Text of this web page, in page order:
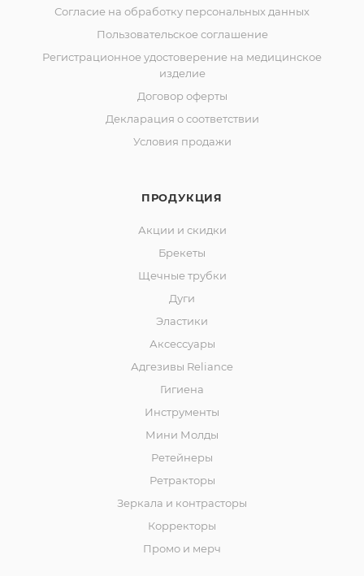
Согласие на обработку персональных данных
Пользовательское соглашение
Регистрационное удостоверение на медицинское
изделие
Договор оферты
Декларация о соответствии
Условия продажи
ПРОДУКЦИЯ
Акции и скидки
Брекеты
Щечные трубки
Дуги
Эластики
Аксессуары
Адгезивы Reliance
Гигиена
Инструменты
Мини Молды
Ретейнеры
Ретракторы
Зеркала и контраcторы
Корректоры
Промо и мерч